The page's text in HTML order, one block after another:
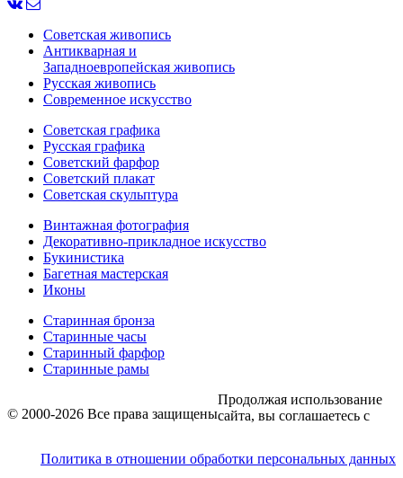
Советская живопись
Антикварная и
Западноевропейская живопись
Русская живопись
Современное искусство
Советская графика
Русская графика
Советский фарфор
Советский плакат
Советская скульптура
Винтажная фотография
Декоративно-прикладное искусство
Букинистика
Багетная мастерская
Иконы
Старинная бронза
Старинные часы
Старинный фарфор
Старинные рамы
© 2000-2026 Все права защищены
Политика в отношении обработки персональных данных
Продолжая использование
сайта, вы соглашаетесь с